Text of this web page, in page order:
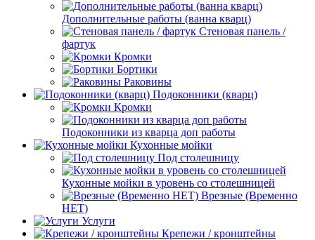
Дополнительные работы (ванна кварц)
Стеновая панель /
фартук
Кромки
Бортики
Раковины
Подоконники (кварц)
Кромки
Подоконники из кварца доп работы
Кухонные мойки
Под столешницу
Кухонные мойки в уровень со столешницей
Врезные (Временно
НЕТ)
Услуги
Крепежи / кронштейны